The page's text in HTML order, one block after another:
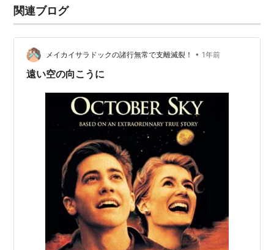
ム,Homer H.Jr. Hickam,武者圭子
出版社/メーカー:
メディア:単行本
クリック: 6回
この商品を含むブログ (13件) を見る
ロケットボーイズ2〈上〉
作者:ジュニア,ホーマーヒッカ
ム,Homer H.,Jr. Hickam,武者圭子
出版社/メーカー:草思社
発売日:2002/02
メディア:単行本
クリック: 6回
この商品を含むブログ (1件) を見る
関連ブログ
メイカイサラドックの諸行無常で支離滅裂！ • 1年前
遠い空の向こうに